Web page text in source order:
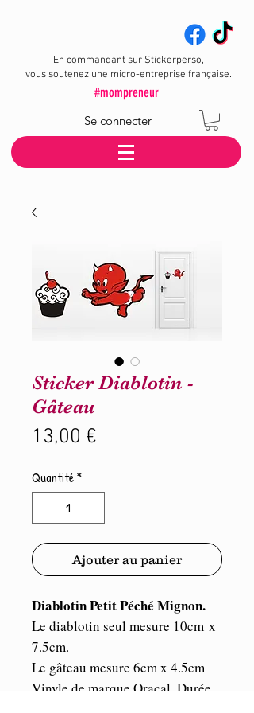
En commandant sur Stickerperso,
vous soutenez une micro-entreprise française.
#mompreneur
Se connecter
Sticker Diablotin -
Gâteau
13,00 €
Quantité*
Ajouter au panier
Diablotin Petit Péché Mignon.
Le diablotin seul mesure 10cm x
7.5cm.
Le gâteau mesure 6cm x 4.5cm
Vinyle de marque Oracal. Durée